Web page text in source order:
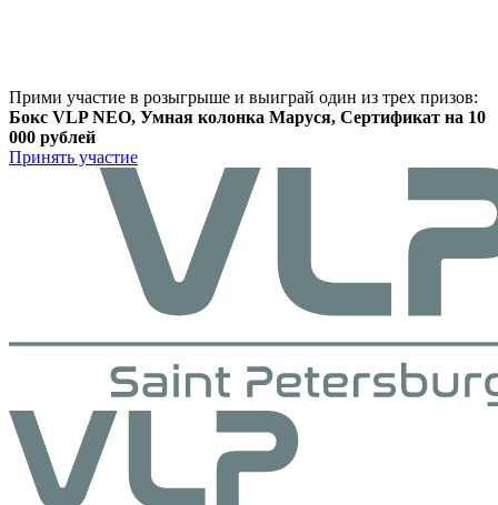
Прими участие в розыгрыше и выиграй один из трех призов:
Бокс VLP NEO, Умная колонка Маруся, Сертификат на 10
000 рублей
Принять участие